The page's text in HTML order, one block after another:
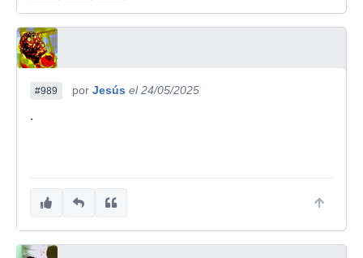
#989 por Jesús el 24/05/2025
.